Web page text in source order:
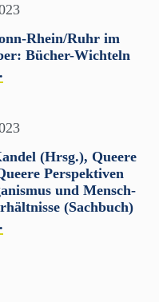
Rhein/Ruhr im
Bücher-Wichteln
(Hrsg.), Queere
Perspektiven
und Mensch-
(Sachbuch)